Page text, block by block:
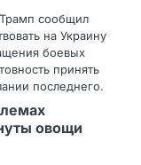
сообщил
на Украину
боевых
принять
последнего.
овощи